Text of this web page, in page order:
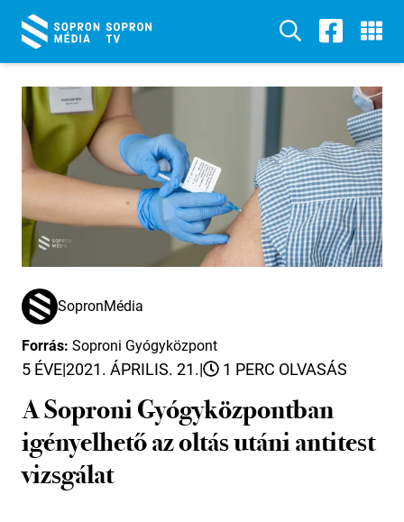
SopronMédia
Forrás: Soproni Gyógyközpont
5 ÉVE|2021. ÁPRILIS. 21.| 1 PERC OLVASÁS
A Soproni Gyógyközpontban
igényelhető az oltás utáni antitest
vizsgálat